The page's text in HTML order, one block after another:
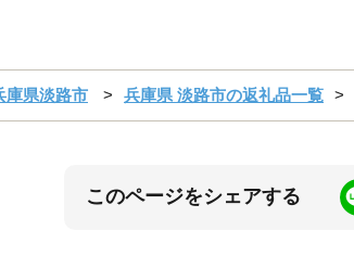
庫県淡路市 兵庫県 淡路市の返礼品一覧
このページをシェアする